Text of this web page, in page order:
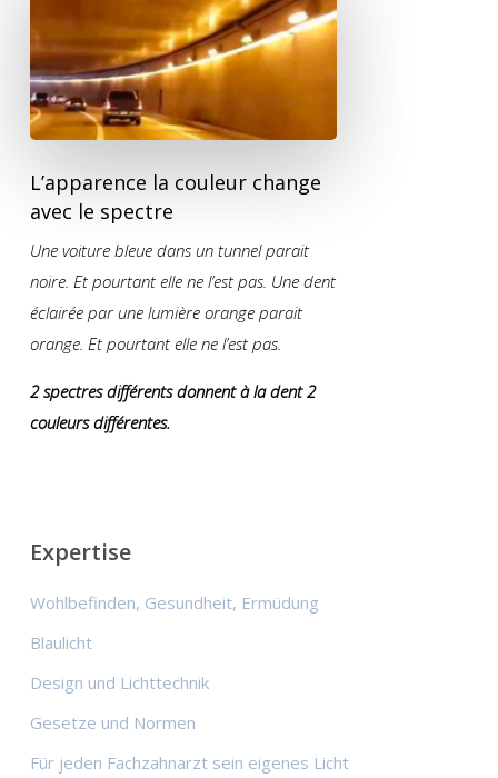
L’apparence la couleur change
avec le spectre
Une voiture bleue dans un tunnel parait
noire. Et pourtant elle ne l’est pas. Une dent
éclairée par une lumière orange parait
orange. Et pourtant elle ne l’est pas.
2 spectres différents donnent à la dent 2
couleurs différentes.
Expertise
Wohlbefinden, Gesundheit, Ermüdung
Blaulicht
Design und Lichttechnik
Gesetze und Normen
Für jeden Fachzahnarzt sein eigenes Licht